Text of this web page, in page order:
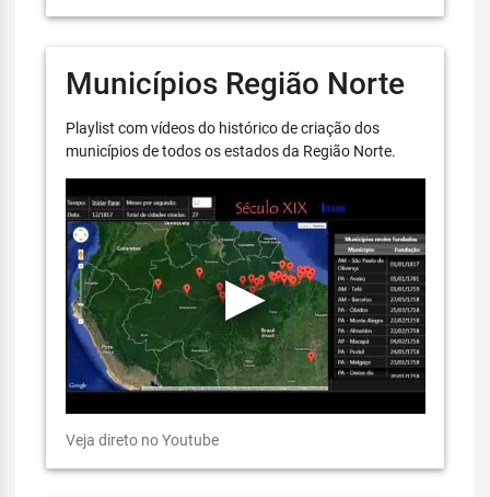
Municípios Região Norte
Playlist com vídeos do histórico de criação dos
municípios de todos os estados da Região Norte.
Veja direto no Youtube